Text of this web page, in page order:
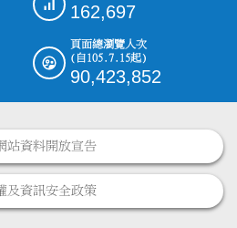
162,697
頁面總瀏覽人次
(自105.7.15起)
90,423,852
站資料開放宣告
及資訊安全政策